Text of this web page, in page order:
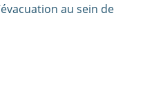
au sein de